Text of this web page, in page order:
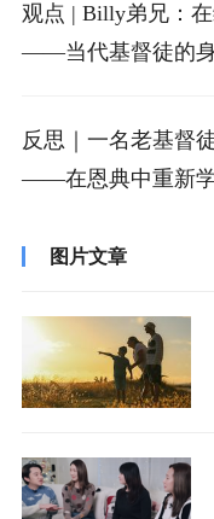
观点 | Billy弟兄：
——当代基督徒的
反思｜一名老基督
——在恩典中重新
图片文章